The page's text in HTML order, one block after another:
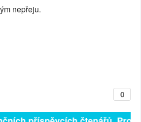
nepřeju.
0